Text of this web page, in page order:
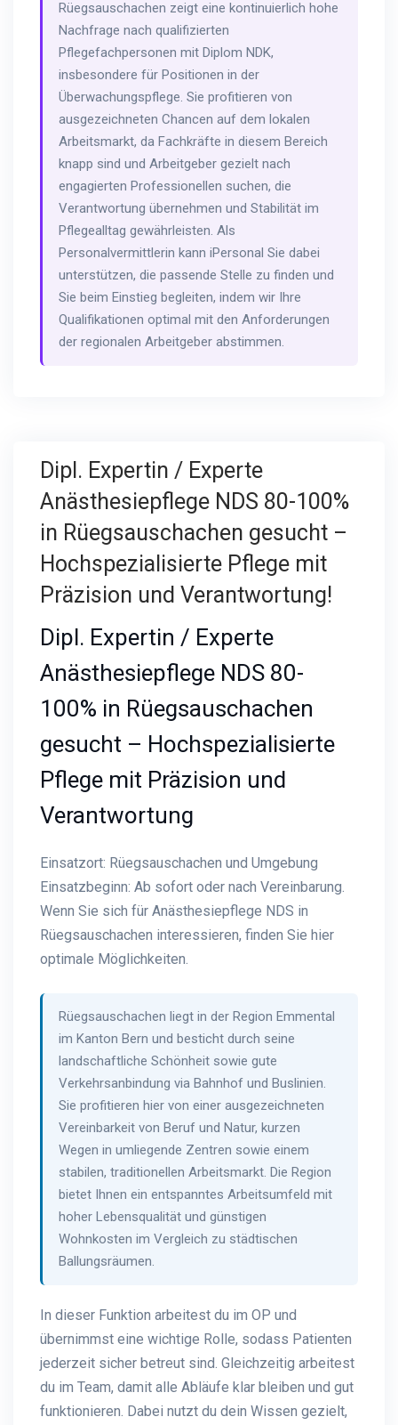
Rüegsauschachen zeigt eine kontinuierlich hohe
Nachfrage nach qualifizierten
Pflegefachpersonen mit Diplom NDK,
insbesondere für Positionen in der
Überwachungspflege. Sie profitieren von
ausgezeichneten Chancen auf dem lokalen
Arbeitsmarkt, da Fachkräfte in diesem Bereich
knapp sind und Arbeitgeber gezielt nach
engagierten Professionellen suchen, die
Verantwortung übernehmen und Stabilität im
Pflegealltag gewährleisten. Als
Personalvermittlerin kann iPersonal Sie dabei
unterstützen, die passende Stelle zu finden und
Sie beim Einstieg begleiten, indem wir Ihre
Qualifikationen optimal mit den Anforderungen
der regionalen Arbeitgeber abstimmen.
Dipl. Expertin / Experte
Anästhesiepflege NDS 80-100%
in Rüegsauschachen gesucht –
Hochspezialisierte Pflege mit
Präzision und Verantwortung!
Dipl. Expertin / Experte
Anästhesiepflege NDS 80-
100% in Rüegsauschachen
gesucht – Hochspezialisierte
Pflege mit Präzision und
Verantwortung
Einsatzort: Rüegsauschachen und Umgebung
Einsatzbeginn: Ab sofort oder nach Vereinbarung.
Wenn Sie sich für Anästhesiepflege NDS in
Rüegsauschachen interessieren, finden Sie hier
optimale Möglichkeiten.
Rüegsauschachen liegt in der Region Emmental
im Kanton Bern und besticht durch seine
landschaftliche Schönheit sowie gute
Verkehrsanbindung via Bahnhof und Buslinien.
Sie profitieren hier von einer ausgezeichneten
Vereinbarkeit von Beruf und Natur, kurzen
Wegen in umliegende Zentren sowie einem
stabilen, traditionellen Arbeitsmarkt. Die Region
bietet Ihnen ein entspanntes Arbeitsumfeld mit
hoher Lebensqualität und günstigen
Wohnkosten im Vergleich zu städtischen
Ballungsräumen.
In dieser Funktion arbeitest du im OP und
übernimmst eine wichtige Rolle, sodass Patienten
jederzeit sicher betreut sind. Gleichzeitig arbeitest
du im Team, damit alle Abläufe klar bleiben und gut
funktionieren. Dabei nutzt du dein Wissen gezielt,